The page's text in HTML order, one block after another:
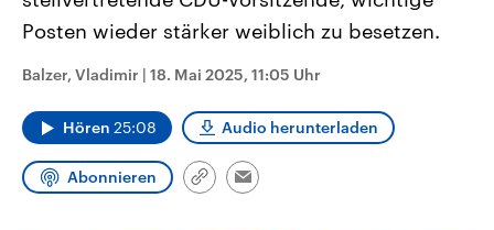
Landtag. Seit 2021 wird das
Bundesland von einer Koalition aus
Umfragen, Prognosen,
Wahlprogramme, aktuelle Berichte
und Kandidaten der anstehenden
Wahl.
den mächtigsten Ländern
mit großem Einfluss auf
Posten wieder stärker weiblich zu besetzen.
Balzer, Vladimir | 18. Mai 2025, 11:05 Uhr
Hören 25:08 Audio herunterladen
Abonnieren
Link
Email